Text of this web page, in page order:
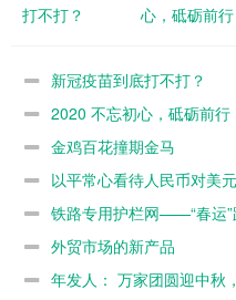
打不打？
心，砥砺前行
新冠疫苗到底打不打？
2020 不忘初心，砥砺前行
金鸡百花撞期金马
以平常心看待人民币对美
铁路专用护栏网——“春运”
外贸市场的新产品
年发人： 万家团圆迎中秋